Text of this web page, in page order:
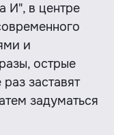
И", в центре
и
острые
заставят
задуматься